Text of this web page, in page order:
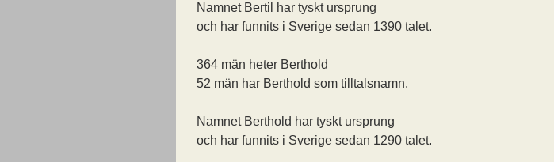
Namnet Bertil har tyskt ursprung
och har funnits i Sverige sedan 1390 talet.
364 män heter Berthold
52 män har Berthold som tilltalsnamn.
Namnet Berthold har tyskt ursprung
och har funnits i Sverige sedan 1290 talet.